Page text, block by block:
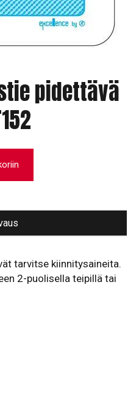
pidettävä
tarvitse kiinnitysaineita.
2-puolisella teipillä tai